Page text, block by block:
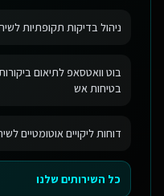
ניהול בדיקות תקופתיות
בוט וואטסאפ לתיאום
בטיחות אש
דוחות ליקויים אוטומטיים
כל השירותים שלנו